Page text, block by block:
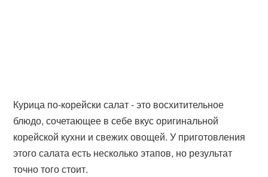
Курица по-корейски салат - это восхитительное
блюдо, сочетающее в себе вкус оригинальной
корейской кухни и свежих овощей. У приготовления
этого салата есть несколько этапов, но результат
точно того стоит.